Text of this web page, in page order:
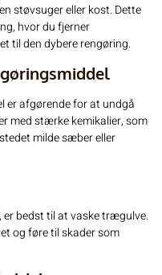
støvsuger eller kost. Dette
hvor du fjerner
til den dybere rengøring.
er afgørende for at undgå
med stærke kemikalier, som
milde sæber eller
er bedst til at vaske trægulve.
og føre til skader som